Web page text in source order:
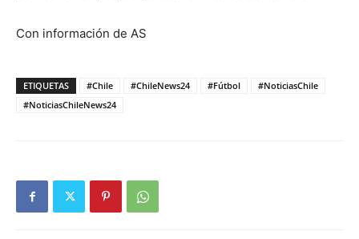
Con información de AS
ETIQUETAS #Chile #ChileNews24 #Fútbol
#NoticiasChile
#NoticiasChileNews24